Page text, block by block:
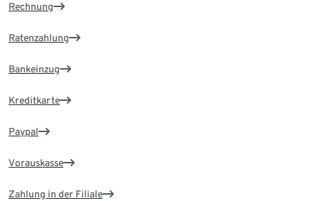
Rechnung
Ratenzahlung
Bankeinzug
Kreditkarte
Paypal
Vorauskasse
Zahlung in der Filiale